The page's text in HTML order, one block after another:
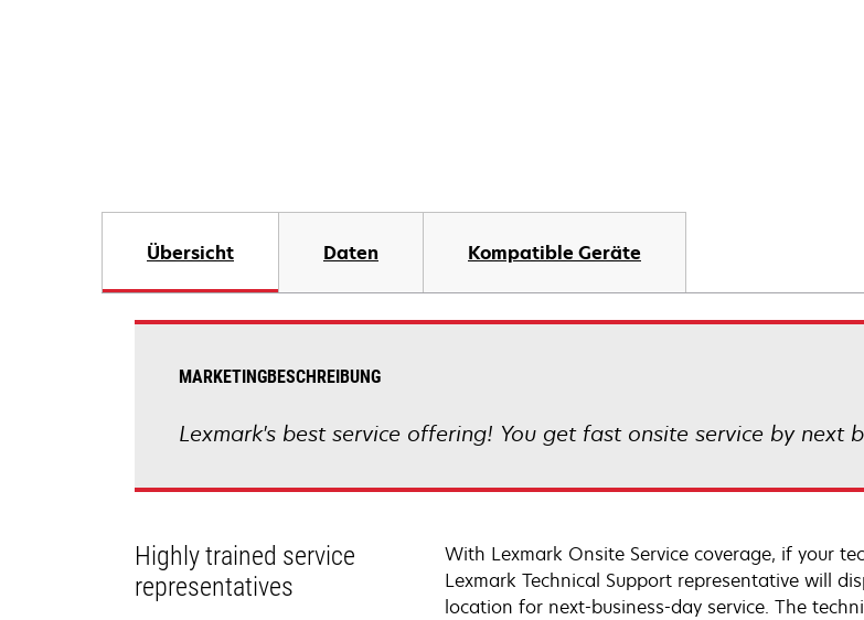
Übersicht Daten Kompatible Geräte
MARKETINGBESCHREIBUNG
Lexmark's best service offering! You get fast onsite service by next
Highly trained service
representatives
With Lexmark Onsite Service coverage, if your
Lexmark Technical Support representative will
location for next-business-day service. The